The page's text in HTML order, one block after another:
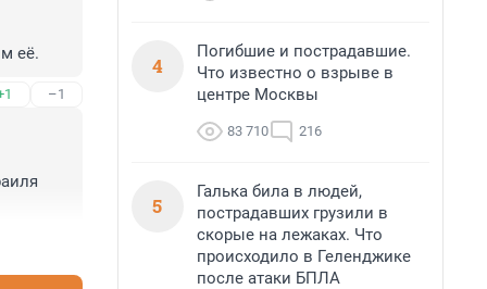
её.
–1
4
Погибшие и пострадавшие.
Что известно о взрыве в
центре Москвы
83 710 216
5
Галька била в людей,
пострадавших грузили в
скорые на лежаках. Что
происходило в Геленджике
после атаки БПЛА